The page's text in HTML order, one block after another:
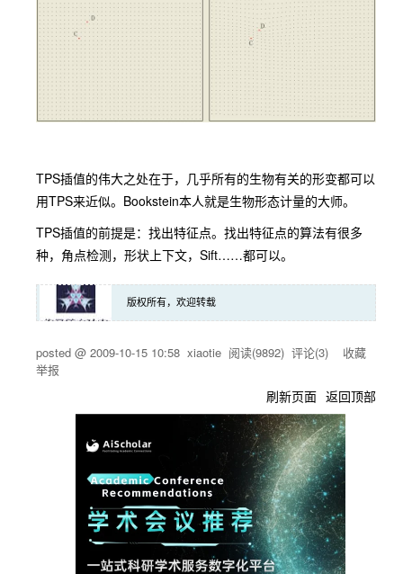
TPS插值的伟大之处在于，几乎所有的生物有关的形变都可以
用TPS来近似。Bookstein本人就是生物形态计量的大师。
TPS插值的前提是：找出特征点。找出特征点的算法有很多
种，角点检测，形状上下文，Sift……都可以。
版权所有，欢迎转载
posted @ 2009-10-15 10:58 xiaotie 阅读(9892) 评论(3) 收藏
举报
刷新页面 返回顶部